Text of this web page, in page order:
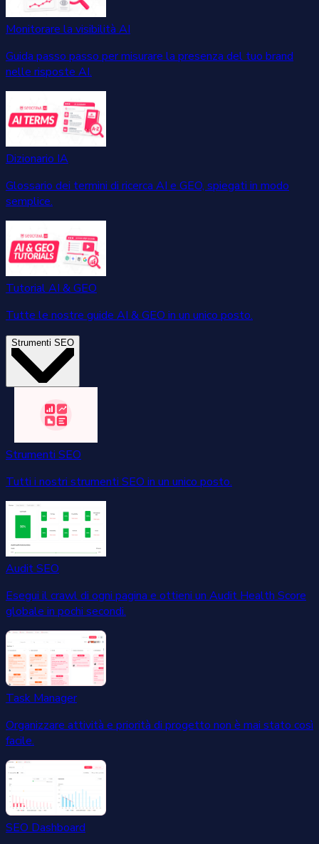
Monitorare la visibilità AI
Guida passo passo per misurare la presenza del tuo brand
nelle risposte AI.
Dizionario IA
Glossario dei termini di ricerca AI e GEO, spiegati in modo
semplice.
Tutorial AI & GEO
Tutte le nostre guide AI & GEO in un unico posto.
Strumenti SEO
Strumenti SEO
Tutti i nostri strumenti SEO in un unico posto.
Audit SEO
Esegui il crawl di ogni pagina e ottieni un Audit Health Score
globale in pochi secondi.
Task Manager
Organizzare attività e priorità di progetto non è mai stato così
facile.
SEO Dashboard